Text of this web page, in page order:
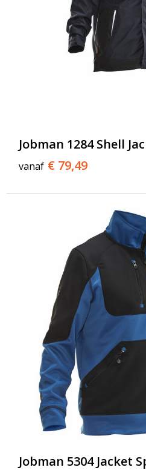
Jobman 1284 Shell
vanaf € 79,49
Jobman 5304 Jacket